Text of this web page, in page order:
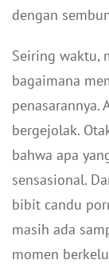
dengan
Seiring waktu,
bagaimana
penasarannya.
bergejolak.
bahwa apa
sensasional.
bibit candu
masih ada
momen